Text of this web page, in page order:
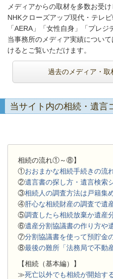
メディアからの取材を多数お受け
NHKクローズアップ現代・テレ
「AERA」「女性自身」「プレジ
当事務所のメディア実績につい
けるとご覧いただけます。
過去のメディア・取
当サイト内の相続・遺言
相続の流れ①～⑧】
①おおまかな相続手続きの流
②遺言書の探し方・遺言検索
③相続人の調査方法は戸籍集
④肝心な相続財産の調査で遺
⑤調査したら相続放棄か遺産
⑥遺産分割協議書の作り方や
⑦分割協議書を使って預貯金
⑧最後の難所「法務局で不動
【相続（基本編）】
≫死亡以外でも相続が開始す